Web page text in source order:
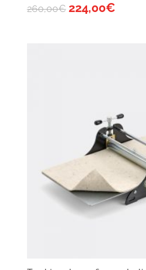
260,00€ 224,00€